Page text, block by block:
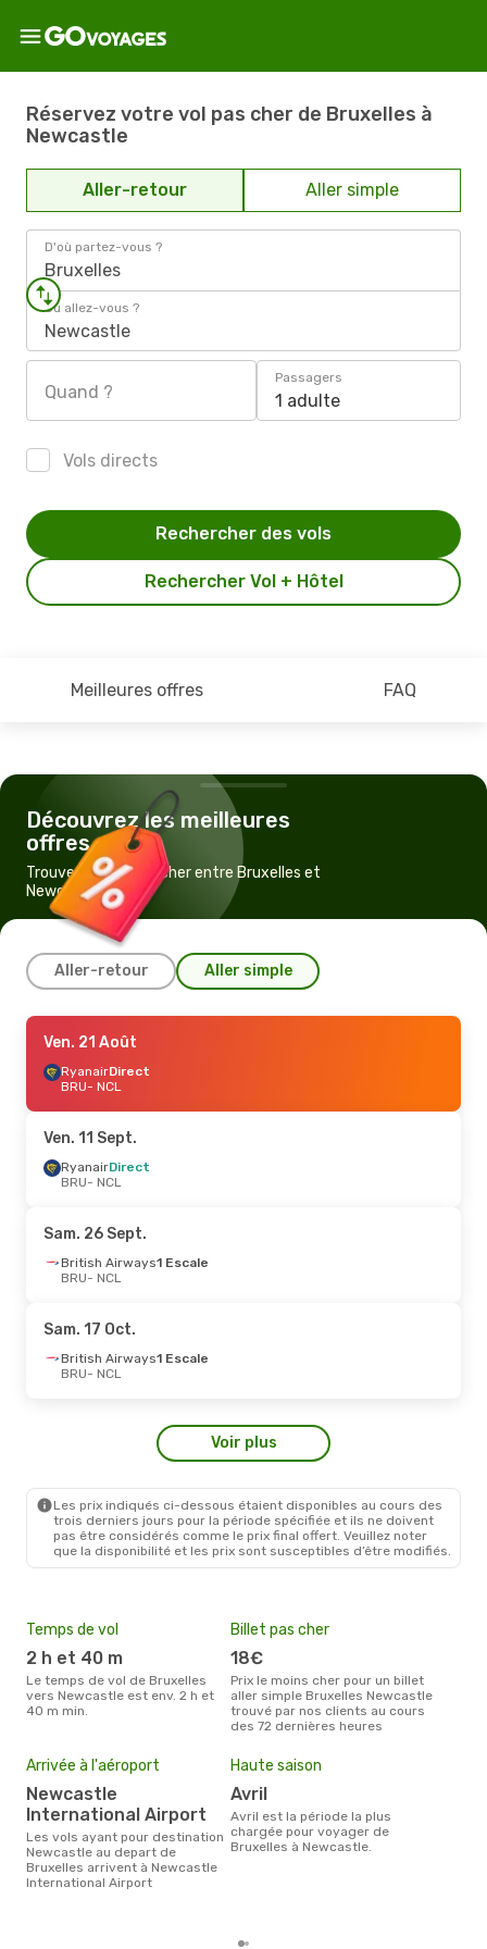
Réservez votre vol pas cher de Bruxelles à
Newcastle
Aller-retour Aller simple
D'où partez-vous ?
Bruxelles
Où allez-vous ?
Newcastle
Quand ?
Passagers
1 adulte
Vols directs
Rechercher Vol + Hôtel
Rechercher des vols
Meilleures offres FAQ
Découvrez les meilleures
offres
Trouvez un vol pas cher entre Bruxelles et
Newcastle
Aller-retour Aller simple
Ven. 18 Sept.
RyanairDirect
BRU- NCL
NCL- BRU
Ven. 28 Août- Lun. 31 Août
RyanairDirect
NCL- BRU
RyanairDirect
BRU - NCL
RyanairDirect
NCL - BRU
- Lun. 7 Sept.
Ven. 21 Août
RyanairDirect
BRU- NCL
Ven. 11 Sept.
RyanairDirect
BRU- NCL
Sam. 26 Sept.
British Airways1 Escale
BRU- NCL
Sam. 17 Oct.
British Airways1 Escale
BRU- NCL
Voir plus
Les prix indiqués ci-dessous étaient disponibles au cours des
trois derniers jours pour la période spécifiée et ils ne doivent
pas être considérés comme le prix final offert. Veuillez noter
que la disponibilité et les prix sont susceptibles d’être modifiés.
Temps de vol
2 h et 40 m
Le temps de vol de Bruxelles
vers Newcastle est env. 2 h et
40 m min.
Billet pas cher
18€
Prix le moins cher pour un billet
aller simple Bruxelles Newcastle
trouvé par nos clients au cours
des 72 dernières heures
Arrivée à l'aéroport
Newcastle
International Airport
Les vols ayant pour destination
Newcastle au depart de
Bruxelles arrivent à Newcastle
International Airport
Haute saison
avril
avril est la période la plus
chargée pour voyager de
Bruxelles à Newcastle.